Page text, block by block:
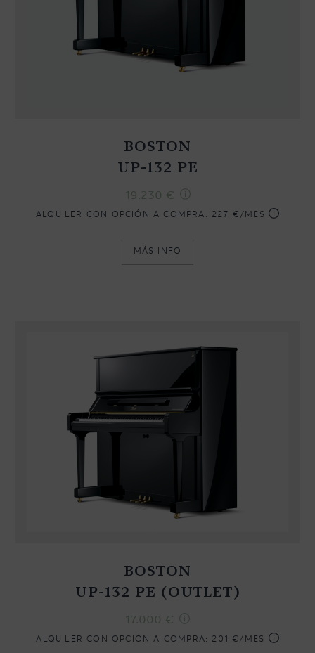
BOSTON
UP-132 PE
19.230 €
ALQUILER CON OPCIÓN A COMPRA: 227 €/MES
MÁS INFO
BOSTON
UP-132 PE (OUTLET)
17.000 €
ALQUILER CON OPCIÓN A COMPRA: 201 €/MES